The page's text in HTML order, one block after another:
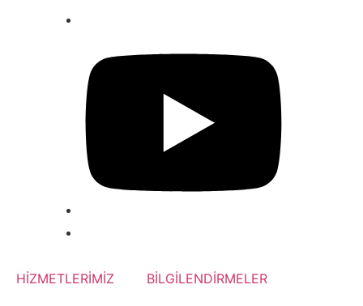
HİZMETLERİMİZ BİLGİLENDİRMELER